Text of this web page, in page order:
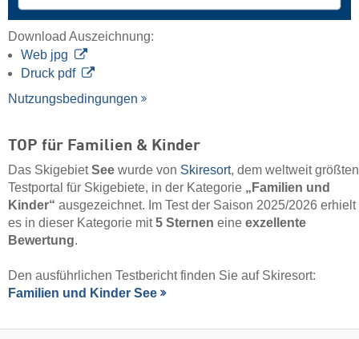
Download Auszeichnung:
Web jpg
Druck pdf
Nutzungsbedingungen
TOP für Familien & Kinder
Das SkigebietSee wurde von Skiresort, dem weltweit größten
Testportal für Skigebiete, in der Kategorie „Familien und
Kinder“ ausgezeichnet. Im Test der Saison 2025/2026 erhielt
es in dieser Kategorie mit5 Sternen eine exzellente
Bewertung.
Den ausführlichen Testbericht finden Sie auf Skiresort:
Familien und Kinder See